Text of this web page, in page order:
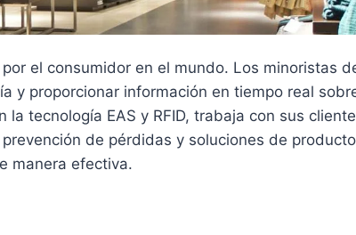
el consumidor en el mundo. Los minoristas
y proporcionar información en tiempo real
tecnología EAS y RFID, trabaja con sus
de pérdidas y soluciones de
manera efectiva.